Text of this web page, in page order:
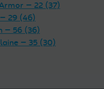
— 22 (37)
29 (46)
— 56 (36)
— 35 (30)